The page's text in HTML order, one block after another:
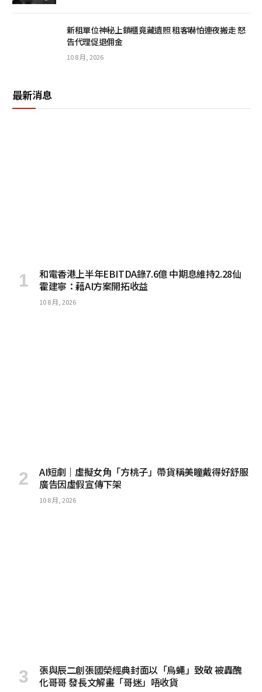
新租單位神秘上鎖櫃竟藏遺照 租客嚇怕連夜搬走 怒
告代理促退佣金
10 8 月, 2026
最新消息
和電香港上半年EBITDA錄7.6億 中期息維持2.28仙
霍建寧：藉AI方案開拓收益
10 8 月, 2026
AI短劇｜虛擬女角「方桃子」帶貨稱美瞳戴得好舒服
廣告因虛假宣傳下架
10 8 月, 2026
張與辰二創張國榮經典封面以「烏蠅」致敬 被轟醜
化哥哥 發長文解畫「哥迷」唔收貨